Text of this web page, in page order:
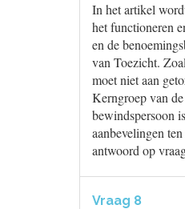
In het artikel
het functioneren
en de
van Toezicht.
moet niet aan
Kerngroep van
bewindspersoon
aanbevelingen
antwoord op
Vraag 8